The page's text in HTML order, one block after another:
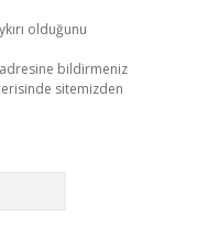
olduğunu
adresine bildirmeniz
sitemizden